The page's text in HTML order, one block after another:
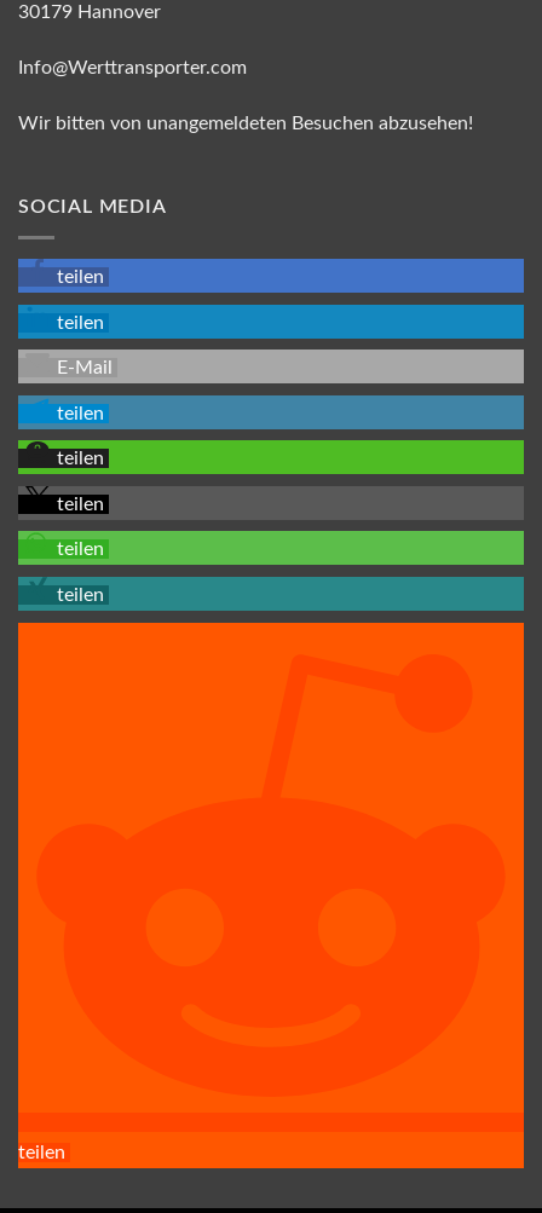
30179 Hannover
Info@Werttransporter.com
Wir bitten von unangemeldeten Besuchen abzusehen!
SOCIAL MEDIA
teilen
teilen
E-Mail
teilen
teilen
teilen
teilen
teilen
teilen